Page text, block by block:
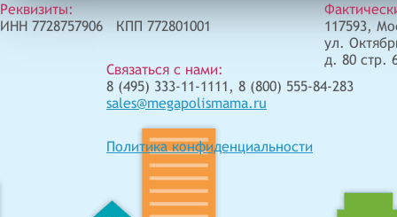
Реквизиты:
ИНН 7728757906 КПП 772801001
Связаться с нами:
8 (495) 333-11-1111, 8 (800) 555-84-283
sales@megapolismama.ru
Политика конфиденциальности
117593,
ул.
д. 80 стр.